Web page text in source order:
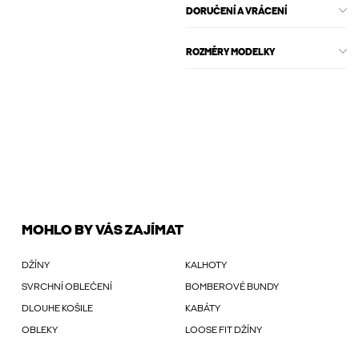
DORUČENÍ A VRÁCENÍ
ROZMĚRY MODELKY
MOHLO BY VÁS ZAJÍMAT
DŽÍNY KALHOTY
SVRCHNÍ OBLEČENÍ BOMBEROVÉ BUNDY
DLOUHE KOŠILE KABÁTY
OBLEKY LOOSE FIT DŽÍNY